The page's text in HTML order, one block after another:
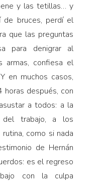
y las tetillas… y
de bruces, perdí el
que las preguntas
para denigrar al
armas, confiesa el
en muchos casos,
después, con
a todos: a la
trabajo, a los
como si nada
de Hernán
es el regreso
con la culpa